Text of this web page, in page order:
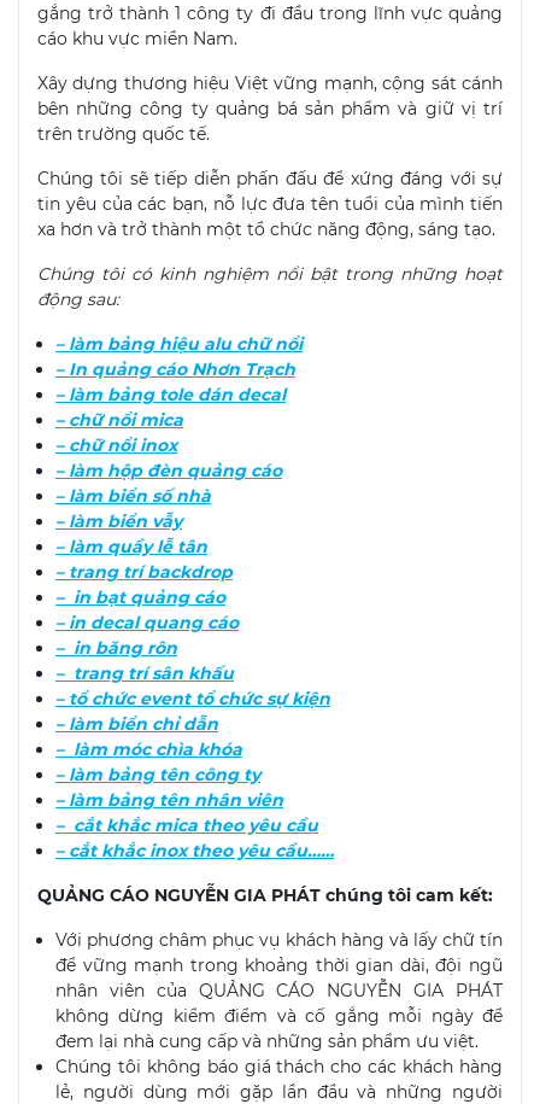
gắng trở thành 1 công ty đi đầu trong lĩnh vực quảng
cáo khu vực miền Nam.
Xây dựng thương hiệu Việt vững mạnh, cộng sát cánh
bên những công ty quảng bá sản phẩm và giữ vị trí
trên trường quốc tế.
Chúng tôi sẽ tiếp diễn phấn đấu để xứng đáng với sự
tin yêu của các bạn, nỗ lực đưa tên tuổi của mình tiến
xa hơn và trở thành một tổ chức năng động, sáng tạo.
Chúng tôi có kinh nghiệm nổi bật trong những hoạt
động sau:
– làm bảng hiệu alu chữ nổi
– In quảng cáo Nhơn Trạch
– làm bảng tole dán decal
– chữ nổi mica
– chữ nổi inox
– làm hộp đèn quảng cáo
– làm biển số nhà
– làm biển vẫy
– làm quầy lễ tân
– trang trí backdrop
– in bạt quảng cáo
– in decal quang cáo
– in băng rôn
– trang trí sân khấu
– tổ chức event tổ chức sự kiện
– làm biển chỉ dẫn
– làm móc chìa khóa
– làm bảng tên công ty
– làm bảng tên nhân viên
– cắt khắc mica theo yêu cầu
– cắt khắc inox theo yêu cầu……
QUẢNG CÁO NGUYỄN GIA PHÁT chúng tôi cam kết:
Với phương châm phục vụ khách hàng và lấy chữ tín
để vững mạnh trong khoảng thời gian dài, đội ngũ
nhân viên của QUẢNG CÁO NGUYỄN GIA PHÁT
không dừng kiểm điểm và cố gắng mỗi ngày để
đem lại nhà cung cấp và những sản phẩm ưu việt.
Chúng tôi không báo giá thách cho các khách hàng
lẻ, người dùng mới gặp lần đầu và những người